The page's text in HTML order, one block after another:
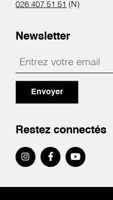
026 407 51 51 (N)
Newsletter
Envoyer
Restez connectés